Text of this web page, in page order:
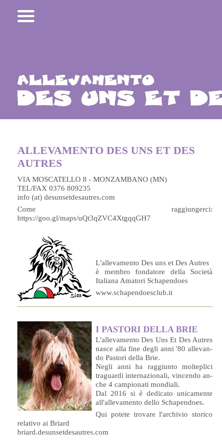
ALLEVAMENTO DES UNS ET DES
AUTRES
VIA MOSCATELLO 8 - MONZAMBANO (MN)
TEL/FAX 0376 809235
info (at) desunsetdesautres.com
Come raggiungerci:
https://goo.gl/maps/uQt3qZVC4XtgqqGH7
L'allevamento Des uns et Des Autres
è membro fondatore della Società
Italiana Amatori Schapendoes
www.schapendoesclub.it
I PA­STO­RI DEL­LA BRIE
L'al­le­va­men­to Des Uns Et Des Au­tres
na­sce al­la fi­ne de­gli an­ni '80 al­le­van­
do Pa­sto­ri del­la Brie.
Ne­gli an­ni ha rag­giun­to mol­te­pli­ci
tra­guar­di in­ter­na­zio­na­li, vin­cen­do an­
che 4 cam­pio­na­ti mondiali.
Dal 2016 si è de­di­ca­to u­ni­ca­men­te
all'al­le­va­men­to del­lo Schapendoes.
Qui po­te­te tro­va­re l'ar­chi­vio sto­ri­co
re­la­ti­vo ai Briard
briard.desunsetdesautres.com